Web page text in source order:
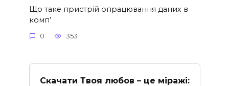
Що таке пристрій опрацювання даних в
комп’
0 353
Скачати Твоя любов – це міражі: